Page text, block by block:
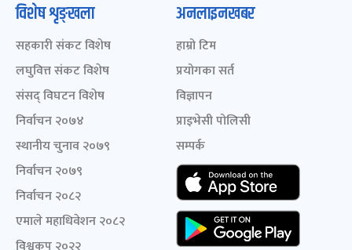
विशेष शृङ्खला
सहकारी संकट विशेष
लघुवित्त संकट विशेष
संसद् विघटन विशेष
निर्वाचन २०७४
स्थानीय चुनाव २०७९
निर्वाचन २०७९
निर्वाचन २०८२
एमाले महाधिवेशन २०८२
अनलाइनखबर
हाम्रो टिम
प्रयोगका सर्त
विज्ञापन
प्राइभेसी पोलिसी
सम्पर्क